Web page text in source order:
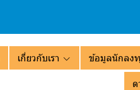
เกี่ยวกับเรา ข้อมูลนักลง